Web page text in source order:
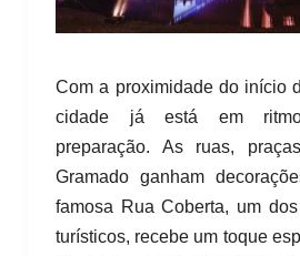
Com a proximidade do início
cidade já está em
preparação. As ruas,
Gramado ganham
famosa Rua Coberta, um
turísticos, recebe um toque